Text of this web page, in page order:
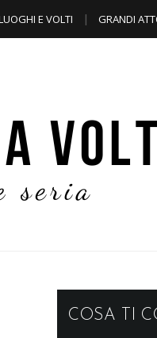
E VOLTI GRANDI
COSA TI